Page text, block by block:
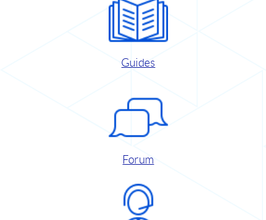
Guides
Forum